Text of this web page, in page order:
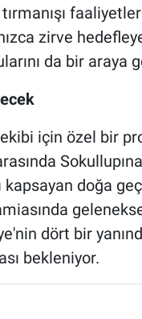
zirve
da bir araya
için özel bir
kapsayan doğa
dört bir
bekleniyor.